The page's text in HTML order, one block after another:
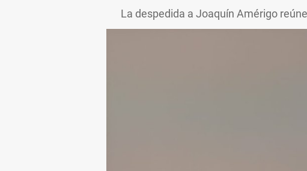
La despedida a Joaquín Amérigo